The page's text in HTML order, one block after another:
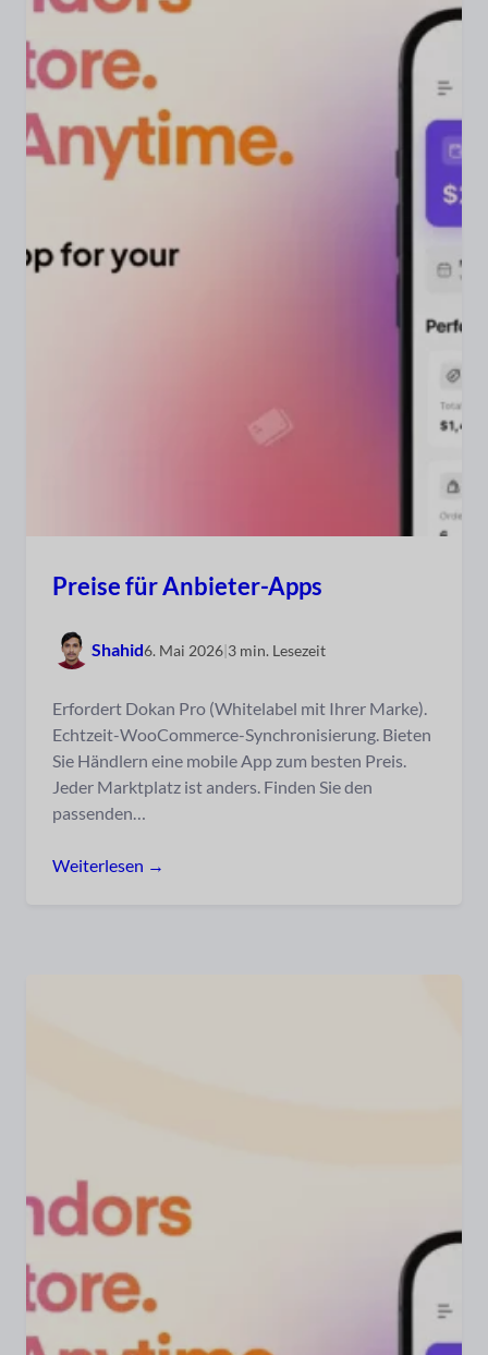
Preise für Anbieter-Apps
Shahid6. Mai 2026|3 min. Lesezeit
Erfordert Dokan Pro (Whitelabel mit Ihrer Marke).
Echtzeit-WooCommerce-Synchronisierung. Bieten
Sie Händlern eine mobile App zum besten Preis.
Jeder Marktplatz ist anders. Finden Sie den
passenden…
Weiterlesen →